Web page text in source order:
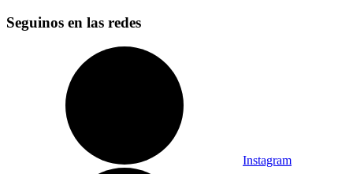
Seguinos en las redes
Instagram